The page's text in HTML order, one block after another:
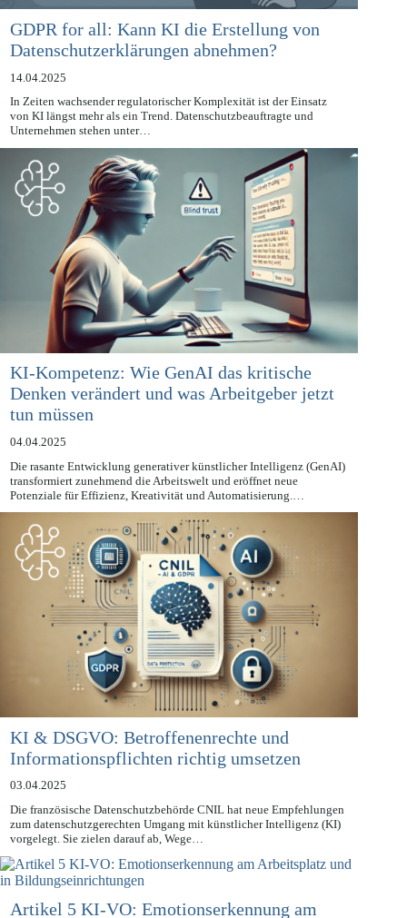
GDPR for all: Kann KI die Erstellung von
Datenschutzerklärungen abnehmen?
14.04.2025
In Zeiten wachsender regulatorischer Komplexität ist der Einsatz
von KI längst mehr als ein Trend. Datenschutzbeauftragte und
Unternehmen stehen unter…
KI-Kompetenz: Wie GenAI das kritische
Denken verändert und was Arbeitgeber jetzt
tun müssen
04.04.2025
Die rasante Entwicklung generativer künstlicher Intelligenz (GenAI)
transformiert zunehmend die Arbeitswelt und eröffnet neue
Potenziale für Effizienz, Kreativität und Automatisierung.…
KI & DSGVO: Betroffenenrechte und
Informationspflichten richtig umsetzen
03.04.2025
Die französische Datenschutzbehörde CNIL hat neue Empfehlungen
zum datenschutzgerechten Umgang mit künstlicher Intelligenz (KI)
vorgelegt. Sie zielen darauf ab, Wege…